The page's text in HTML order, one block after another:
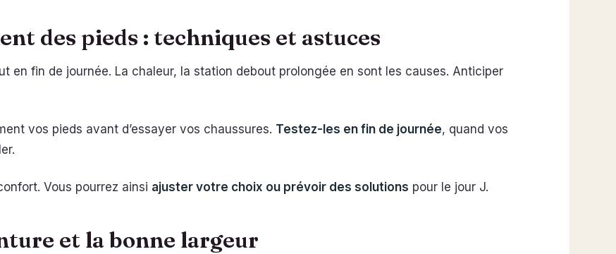
des pieds : techniques et astuces
en fin de journée. La chaleur, la station debout prolongée en sont les causes. Anticiper
vos pieds avant d’essayer vos chaussures. Testez-les en fin de journée, quand vos
Vous pourrez ainsi ajuster votre choix ou prévoir des solutions pour le jour J.
et la bonne largeur